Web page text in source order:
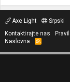
Axe Light
Srpski
Kontaktirajte nas
Naslovna
R
S